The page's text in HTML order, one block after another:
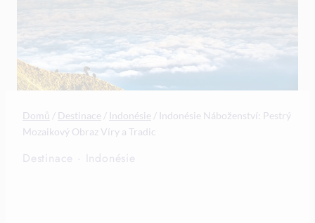
Domů / Destinace / Indonésie / Indonésie Náboženství: Pestrý
Mozaikový Obraz Víry a Tradic
Destinace · Indonésie